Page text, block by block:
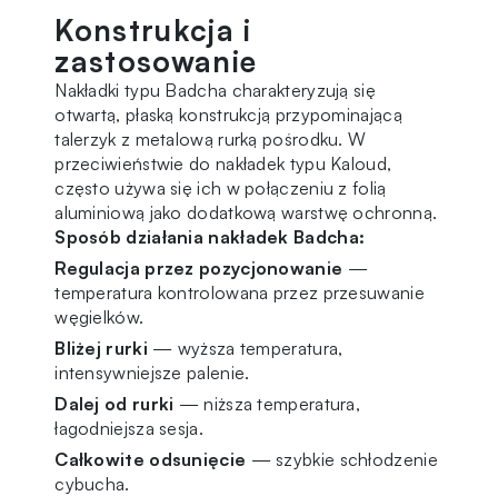
Konstrukcja i
zastosowanie
Nakładki typu Badcha charakteryzują się
otwartą, płaską konstrukcją przypominającą
talerzyk z metalową rurką pośrodku. W
przeciwieństwie do nakładek typu Kaloud,
często używa się ich w połączeniu z folią
aluminiową jako dodatkową warstwę ochronną.
Sposób działania nakładek Badcha:
Regulacja przez pozycjonowanie —
temperatura kontrolowana przez przesuwanie
węgielków.
Bliżej rurki — wyższa temperatura,
intensywniejsze palenie.
Dalej od rurki — niższa temperatura,
łagodniejsza sesja.
Całkowite odsunięcie — szybkie schłodzenie
cybucha.